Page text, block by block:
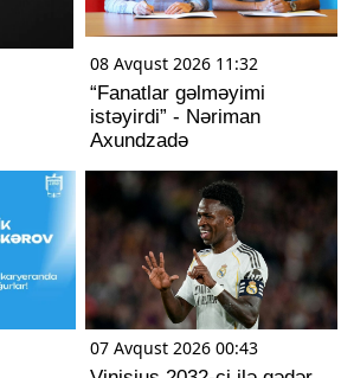
08 Avqust 2026 11:32
“Fanatlar gəlməyimi
istəyirdi” - Nəriman
Axundzadə
07 Avqust 2026 00:43